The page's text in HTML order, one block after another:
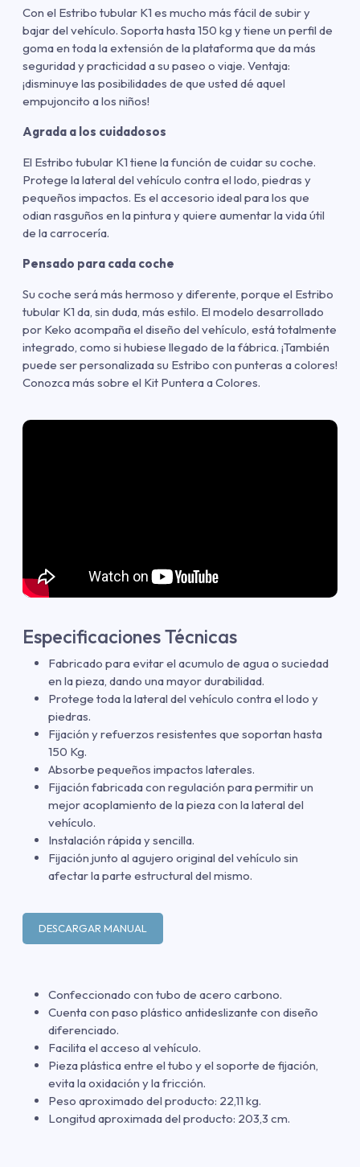
Con el Estribo tubular K1 es mucho más fácil de subir y
bajar del vehículo. Soporta hasta 150 kg y tiene un perfil de
goma en toda la extensión de la plataforma que da más
seguridad y practicidad a su paseo o viaje. Ventaja:
¡disminuye las posibilidades de que usted dé aquel
empujoncito a los niños!
Agrada a los cuidadosos
El Estribo tubular K1 tiene la función de cuidar su coche.
Protege la lateral del vehículo contra el lodo, piedras y
pequeños impactos. Es el accesorio ideal para los que
odian rasguños en la pintura y quiere aumentar la vida útil
de la carrocería.
Pensado para cada coche
Su coche será más hermoso y diferente, porque el Estribo
tubular K1 da, sin duda, más estilo. El modelo desarrollado
por Keko acompaña el diseño del vehículo, está totalmente
integrado, como si hubiese llegado de la fábrica. ¡También
puede ser personalizada su Estribo con punteras a colores!
Conozca más sobre el Kit Puntera a Colores.
Especificaciones Técnicas
Fabricado para evitar el acumulo de agua o suciedad
en la pieza, dando una mayor durabilidad.
Protege toda la lateral del vehículo contra el lodo y
piedras.
Fijación y refuerzos resistentes que soportan hasta
150 Kg.
Absorbe pequeños impactos laterales.
Fijación fabricada con regulación para permitir un
mejor acoplamiento de la pieza con la lateral del
vehículo.
Instalación rápida y sencilla.
Fijación junto al agujero original del vehículo sin
afectar la parte estructural del mismo.
DESCARGAR MANUAL
Confeccionado con tubo de acero carbono.
Cuenta con paso plástico antideslizante con diseño
diferenciado.
Facilita el acceso al vehículo.
Pieza plástica entre el tubo y el soporte de fijación,
evita la oxidación y la fricción.
Peso aproximado del producto: 22,11 kg.
Longitud aproximada del producto: 203,3 cm.